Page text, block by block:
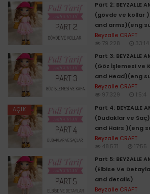
aum: INC
Anillo mágico de 6 pb (6) ( 6 SC INTO
dism : DEC
PATAS: FOOT
CUERPO :BODY
HOCICO: NOISE AND MOUTH
CABEZA: HEAD
Hilo beige:bej renkle
pc : CHAIN
pe: SLST
mpa : DC
cantos : ROW
Part 2: BEYZALLE
(gövde ve kollar
and arms)(eng
Beyzalle CRAFT
79.228
33:14
Part 3: BEYZALLE
(Göz İşlemesi ve
and Head)(eng
Beyzalle CRAFT
97.329
1:5:4
AÇIK
Part 4: BEYZALLE
(Dudaklar ve
and Hairs )(eng
Beyzalle CRAFT
48.571
17:55
Part 5: BEYZALLE
(Elbise Ve
and details)
Beyzalle CRAFT